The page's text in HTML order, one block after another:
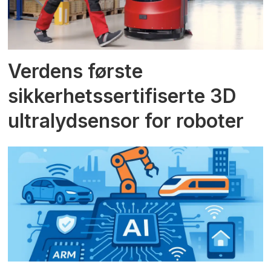
Verdens første
sikkerhetssertifiserte 3D
ultralydsensor for roboter